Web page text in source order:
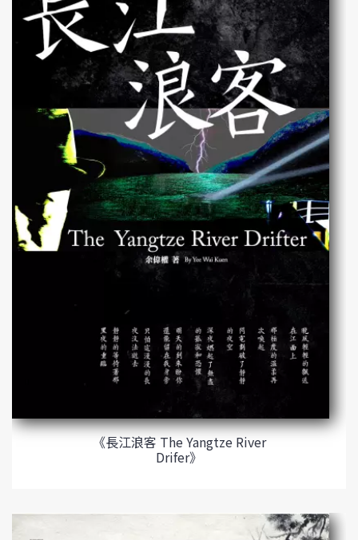
《長江浪客 The Yangtze River
Drifer》